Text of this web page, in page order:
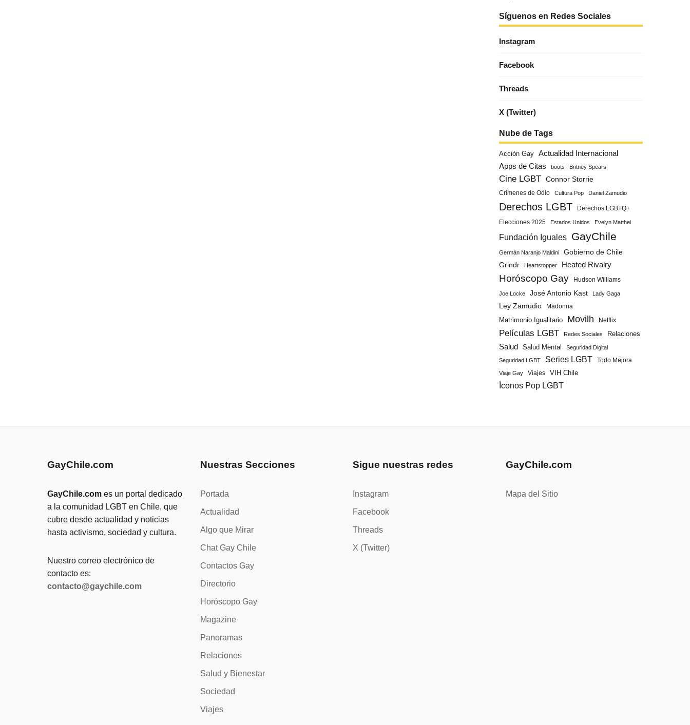
Síguenos en Redes Sociales
Instagram
Facebook
Threads
X (Twitter)
Nube de Tags
Acción Gay
Actualidad Internacional
Apps de Citas
boots Britney Spears
Cine LGBT Connor Storrie
Crímenes de Odio Cultura Pop Daniel Zamudio
Derechos LGBT
Derechos LGBTQ+
Elecciones 2025
Estados Unidos Evelyn Matthei
Fundación Iguales GayChile
Germán Naranjo Maldini
Gobierno de Chile
Grindr
Heartstopper Heated Rivalry
Horóscopo Gay Hudson Williams
Joe Locke José Antonio Kast Lady Gaga
Ley Zamudio Madonna
Matrimonio Igualitario Movilh Netflix
Películas LGBT Redes Sociales Relaciones
Salud Salud Mental Seguridad Digital
Seguridad LGBT Series LGBT Todo Mejora
Viaje Gay Viajes VIH Chile
Íconos Pop LGBT
GayChile.com
GayChile.com es un portal dedicado
a la comunidad LGBT en Chile, que
cubre desde actualidad y noticias
hasta activismo, sociedad y cultura.
Nuestro correo electrónico de
contacto es:
contacto@gaychile.com
Nuestras Secciones
Portada
Actualidad
Algo que Mirar
Chat Gay Chile
Contactos Gay
Directorio
Horóscopo Gay
Magazine
Panoramas
Relaciones
Salud y Bienestar
Sociedad
Viajes
Sigue nuestras redes
Instagram
Facebook
Threads
X (Twitter)
GayChile.com
Mapa del Sitio